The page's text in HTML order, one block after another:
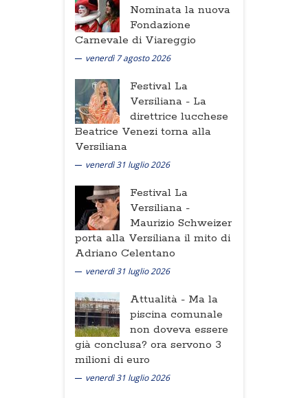
Nominata la nuova
Fondazione
Carnevale di Viareggio
venerdì 7 agosto 2026
Festival La
Versiliana - La
direttrice lucchese
Beatrice Venezi torna alla
Versiliana
venerdì 31 luglio 2026
Festival La
Versiliana -
Maurizio Schweizer
porta alla Versiliana il mito di
Adriano Celentano
venerdì 31 luglio 2026
Attualità - Ma la
piscina comunale
non doveva essere
già conclusa? ora servono 3
milioni di euro
venerdì 31 luglio 2026